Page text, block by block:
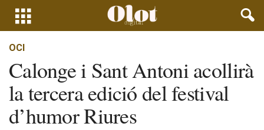
OCI
Calonge i Sant Antoni acollirà
la tercera edició del festival
d’humor Riures